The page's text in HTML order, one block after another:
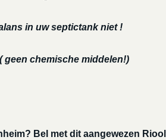
in uw septictank niet !
geen chemische middelen!)
Bel met dit aangewezen